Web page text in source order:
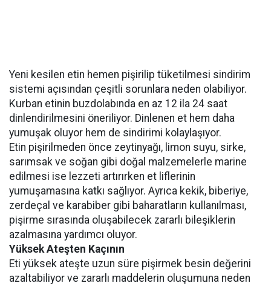
Yeni kesilen etin hemen pişirilip tüketilmesi sindirim
sistemi açısından çeşitli sorunlara neden olabiliyor.
Kurban etinin buzdolabında en az 12 ila 24 saat
dinlendirilmesini öneriliyor. Dinlenen et hem daha
yumuşak oluyor hem de sindirimi kolaylaşıyor.
Etin pişirilmeden önce zeytinyağı, limon suyu, sirke,
sarımsak ve soğan gibi doğal malzemelerle marine
edilmesi ise lezzeti artırırken et liflerinin
yumuşamasına katkı sağlıyor. Ayrıca kekik, biberiye,
zerdeçal ve karabiber gibi baharatların kullanılması,
pişirme sırasında oluşabilecek zararlı bileşiklerin
azalmasına yardımcı oluyor.
Yüksek Ateşten Kaçının
Eti yüksek ateşte uzun süre pişirmek besin değerini
azaltabiliyor ve zararlı maddelerin oluşumuna neden